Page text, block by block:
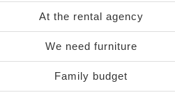
At the rental agency
We need furniture
Family budget